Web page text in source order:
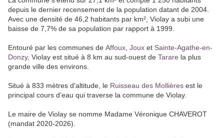
depuis le dernier recensement de la population datant de 2004.
Avec une densité de 46,2 habitants par km², Violay a subi une
baisse de 7,7% de sa population par rapport à 1999.
Entouré par les communes de Affoux Joux et Sainte-Agathe-en-
Donzy, Violay est situé à 8 km au sud-ouest de Tarare la plus
grande ville des environs.
Situé à 833 mètres d'altitude, le Ruisseau des Mollières est le
principal cours d'eau qui traverse la commune de Violay.
Le maire de Violay se nomme Madame Véronique CHAVEROT
(mandat 2020-2026).